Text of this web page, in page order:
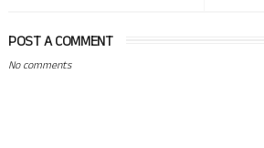
POST A COMMENT
No comments